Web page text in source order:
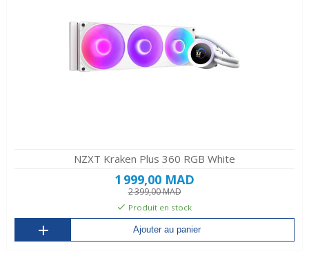
NZXT Kraken Plus 360 RGB White
1 999,00 MAD
2 399,00 MAD
Produit en stock
Ajouter au panier